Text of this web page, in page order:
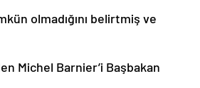
olmadığını belirtmiş ve
Michel Barnier’i Başbakan